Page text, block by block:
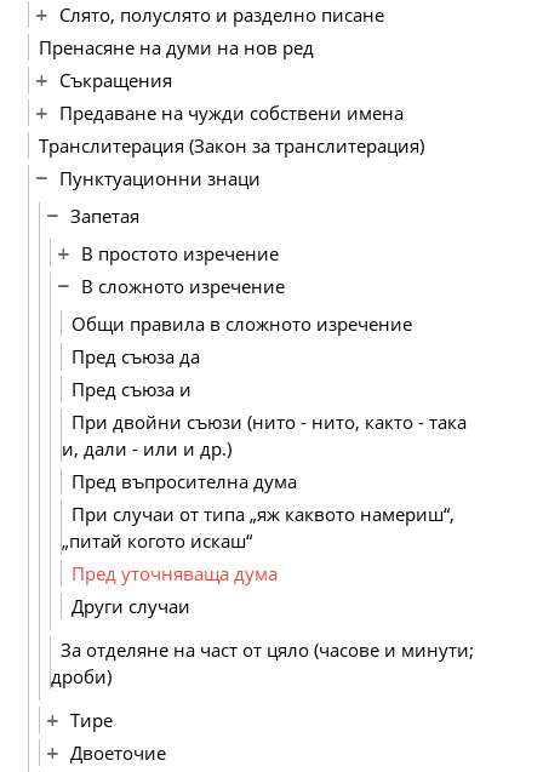
Слято, полуслято и разделно писане
Пренасяне на думи на нов ред
Съкращения
Предаване на чужди собствени имена
Транслитерация (Закон за транслитерация)
Пунктуационни знаци
Запетая
В простото изречение
В сложното изречение
Общи правила в сложното изречение
Пред съюза да
Пред съюза и
При двойни съюзи (нито - нито, както - така
и, дали - или и др.)
Пред въпросителна дума
При случаи от типа „яж каквото намериш“,
„питай когото искаш“
Пред уточняваща дума
Други случаи
За отделяне на част от цяло (часове и минути;
дроби)
Тире
Двоеточие